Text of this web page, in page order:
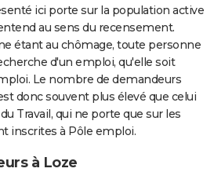
ici porte sur la population active
au sens du recensement.
étant au chômage, toute personne
d'un emploi, qu'elle soit
Le nombre de demandeurs
donc souvent plus élevé que celui
Travail, qui ne porte que sur les
inscrites à Pôle emploi.
à Loze